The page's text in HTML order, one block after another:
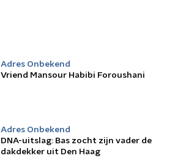
Adres Onbekend
Vriend Mansour Habibi Foroushani
Adres Onbekend
DNA-uitslag: Bas zocht zijn vader de
dakdekker uit Den Haag